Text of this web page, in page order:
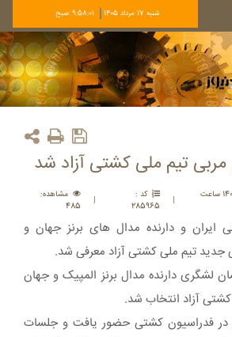
شنبه 17 مرداد 1405 9:58:01 صبح
تیم ملی کشتی آزاد شد
تاريخ:بيست و هفتم آذر 1402 ساعت
|
کد :
285965
|
مشاهده:
485
و دارنده مدال های برنز جهان و
جدید تیم ملی کشتی آزاد معرفی شد.
لشگری دارنده مدال برنز المپیک و جهان
آزاد انتخاب شد.
در فدراسیون کشتی حضور یافت و جلسات